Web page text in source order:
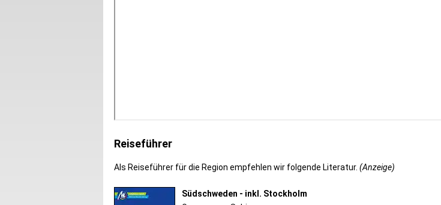
Reiseführer
Als Reiseführer für die Region empfehlen wir folgende Literatur. (Anzeige)
Südschweden - inkl. Stockholm